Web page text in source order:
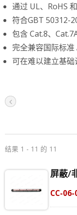
通过 UL、RoHS
符合GBT 50312-
包含 Cat.8、
完全兼容国际标
可在难以建立基
结果 1 - 11 的 11
屏蔽/
CC-06-